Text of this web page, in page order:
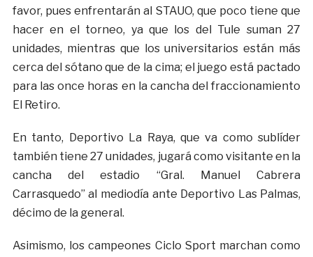
favor, pues enfrentarán al STAUO, que poco tiene que
hacer en el torneo, ya que los del Tule suman 27
unidades, mientras que los universitarios están más
cerca del sótano que de la cima; el juego está pactado
para las once horas en la cancha del fraccionamiento
El Retiro.
En tanto, Deportivo La Raya, que va como sublíder
también tiene 27 unidades, jugará como visitante en la
cancha del estadio “Gral. Manuel Cabrera
Carrasquedo” al mediodía ante Deportivo Las Palmas,
décimo de la general.
Asimismo, los campeones Ciclo Sport marchan como